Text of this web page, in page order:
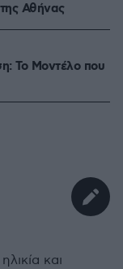
Αθήνας
Το Mοντέλο που
και